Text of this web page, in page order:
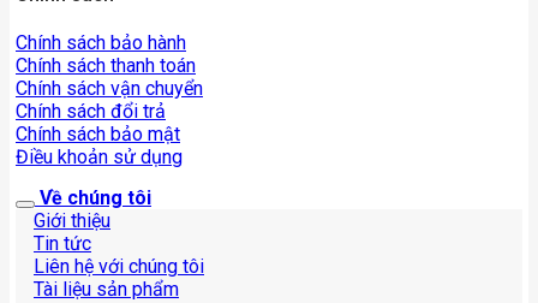
Chính sách bảo hành
Chính sách thanh toán
Chính sách vận chuyển
Chính sách đổi trả
Chính sách bảo mật
Điều khoản sử dụng
Về chúng tôi
Giới thiệu
Tin tức
Liên hệ với chúng tôi
Tài liệu sản phẩm